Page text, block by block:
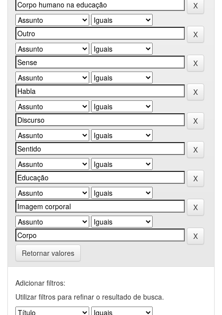
Retornar valores
Adicionar filtros:
Utilizar filtros para refinar o resultado de busca.